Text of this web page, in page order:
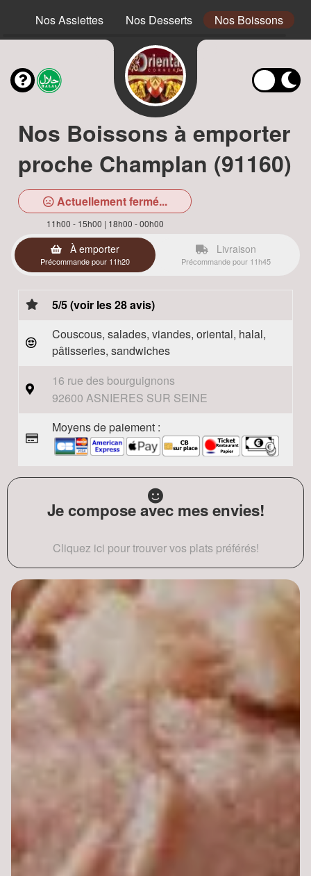
Nos Assiettes Nos Desserts Nos Boissons
Nos Boissons à emporter
proche Champlan (91160)
Actuellement fermé...
11h00 - 15h00 | 18h00 - 00h00
À emporter
Précommande pour 11h20
Livraison
Précommande pour 11h45
5/5 (voir les 28 avis)
Couscous, salades, viandes, oriental, halal,
pâtisseries, sandwiches
16 rue des bourguignons
92600 ASNIERES SUR SEINE
Moyens de paiement :
Je compose avec mes envies!
Cliquez ici pour trouver vos plats préférés!